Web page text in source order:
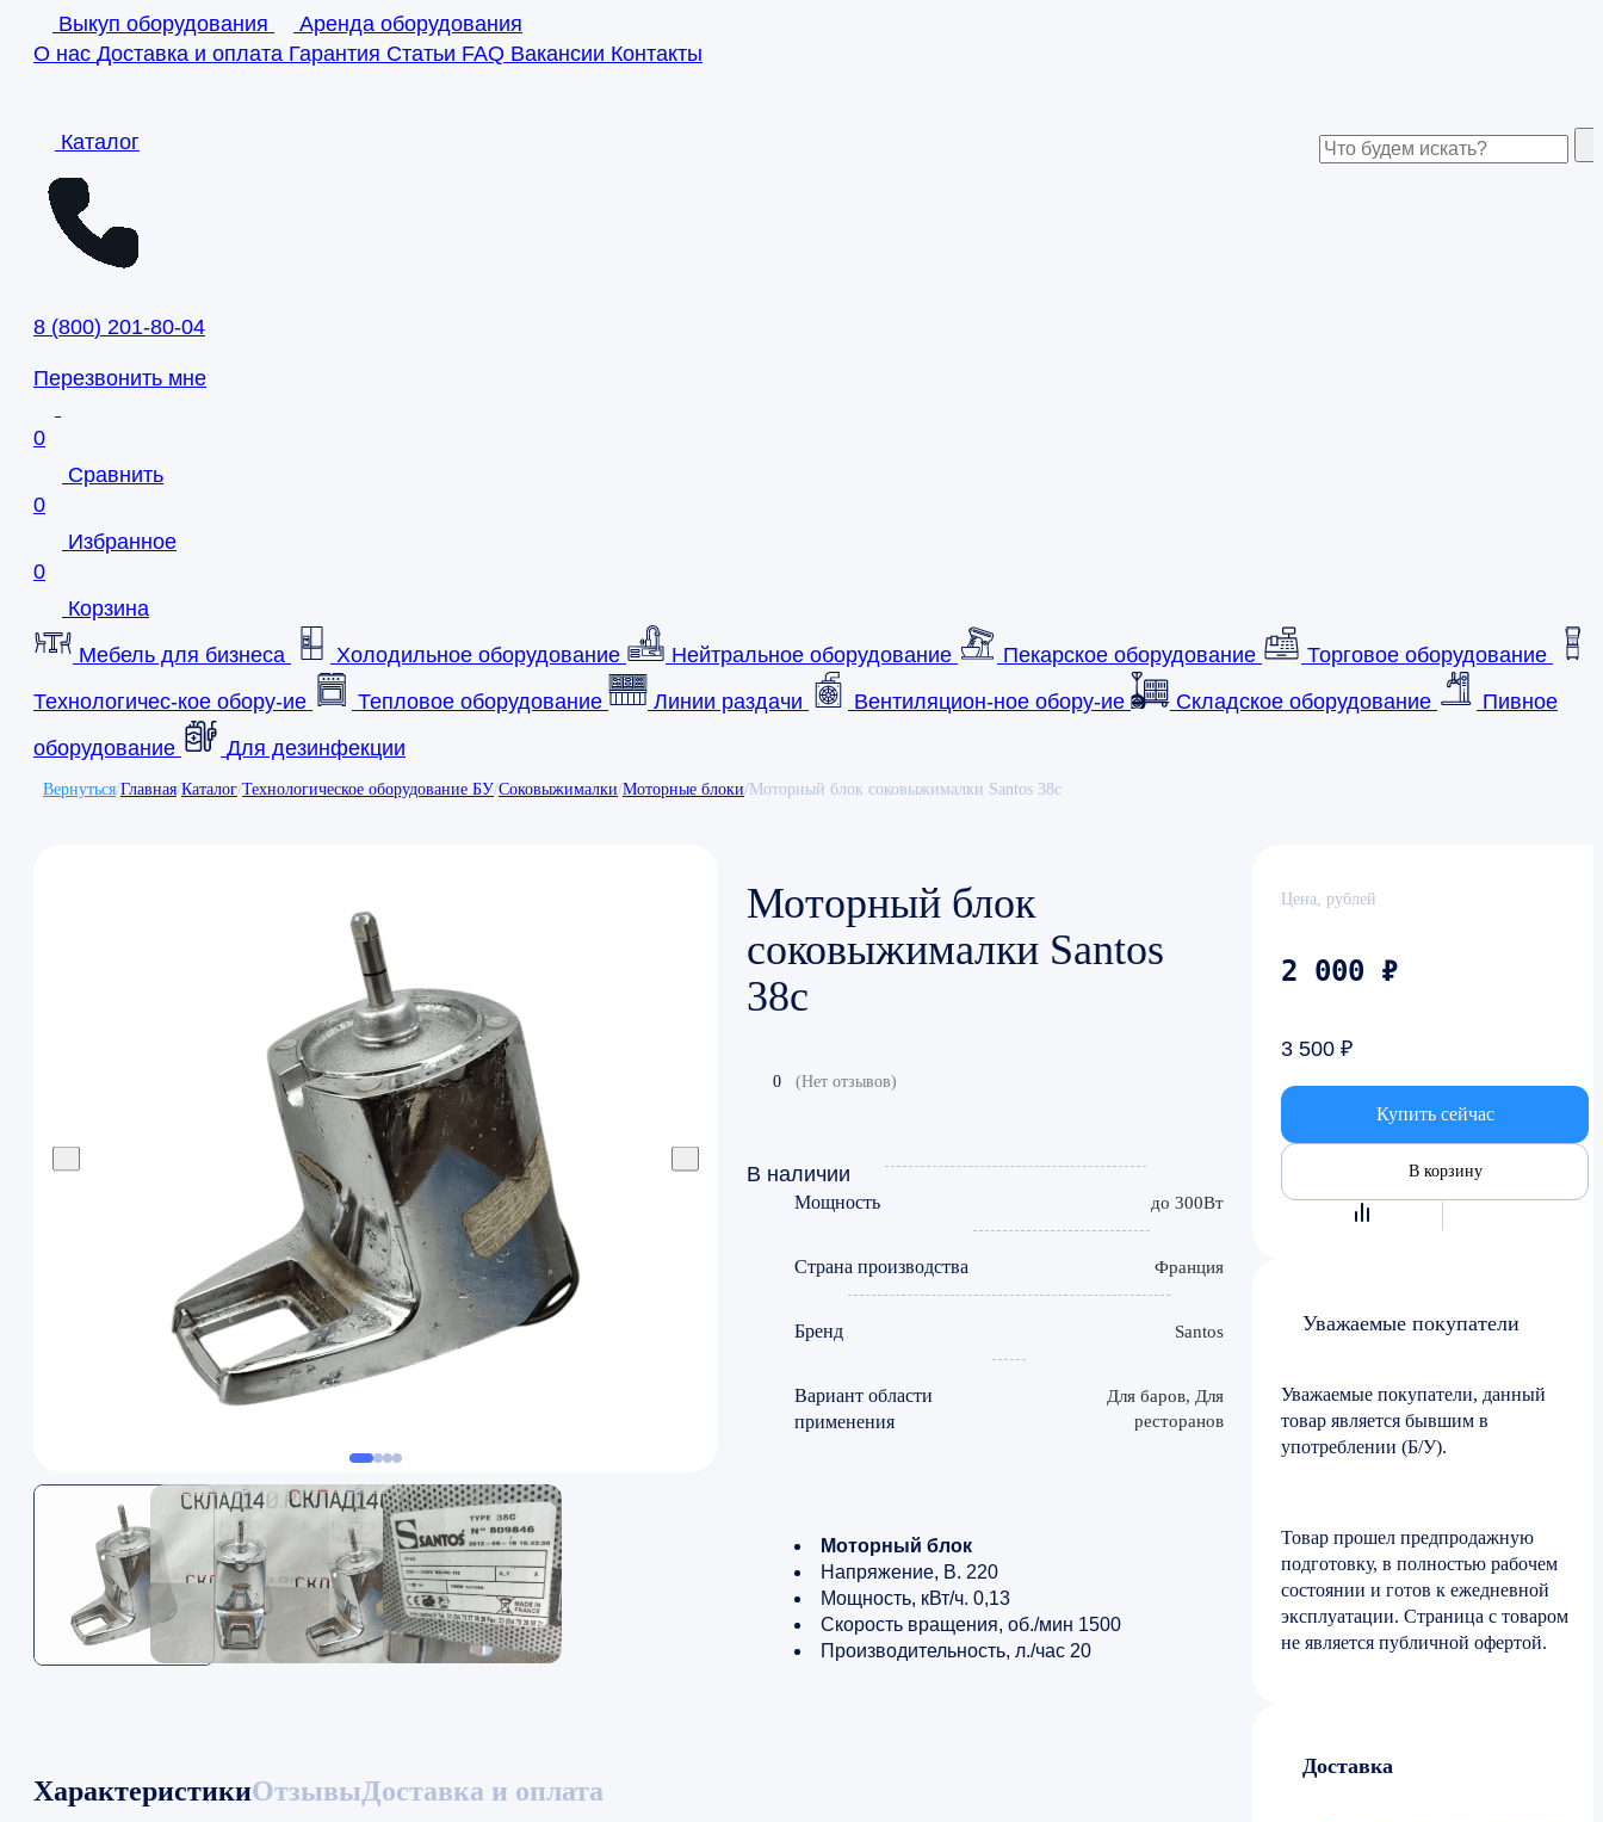
Выкуп оборудования
Аренда оборудования
О нас Доставка и оплата Гарантия Статьи FAQ Вакансии Контакты
Каталог
8 (800) 201-80-04
Перезвонить мне
0
Сравнить
0
Избранное
0
Корзина
Мебель для бизнеса
Холодильное оборудование Нейтральное оборудование Пекарское оборудование
Торговое оборудование
Технологичес-кое обору-ие
Тепловое оборудование Линии раздачи Вентиляцион-ное обору-ие Складское оборудование
Пивное
оборудование
Для дезинфекции
Вернуться/Главная/Каталог/Технологическое оборудование БУ/Соковыжималки/Моторные блоки/Моторный блок соковыжималки Santos 38c
Моторный блок
соковыжималки Santos
38c
0 (Нет отзывов)
В наличии
Мощность до 300Вт
Страна производства Франция
Бренд Santos
Вариант области
применения
Для баров, Для
ресторанов
Моторный блок
Напряжение, В. 220
Мощность, кВт/ч. 0,13
Скорость вращения, об./мин 1500
Производительность, л./час 20
ХарактеристикиОтзывыДоставка и оплата
Цена, рублей
2 000 ₽
3 500 ₽
Купить сейчас
В корзину
Уважаемые покупатели
Уважаемые покупатели, данный
товар является бывшим в
употреблении (Б/У).
Товар прошел предпродажную
подготовку, в полностью рабочем
состоянии и готов к ежедневной
эксплуатации. Страница с товаром
не является публичной офертой.
Доставка